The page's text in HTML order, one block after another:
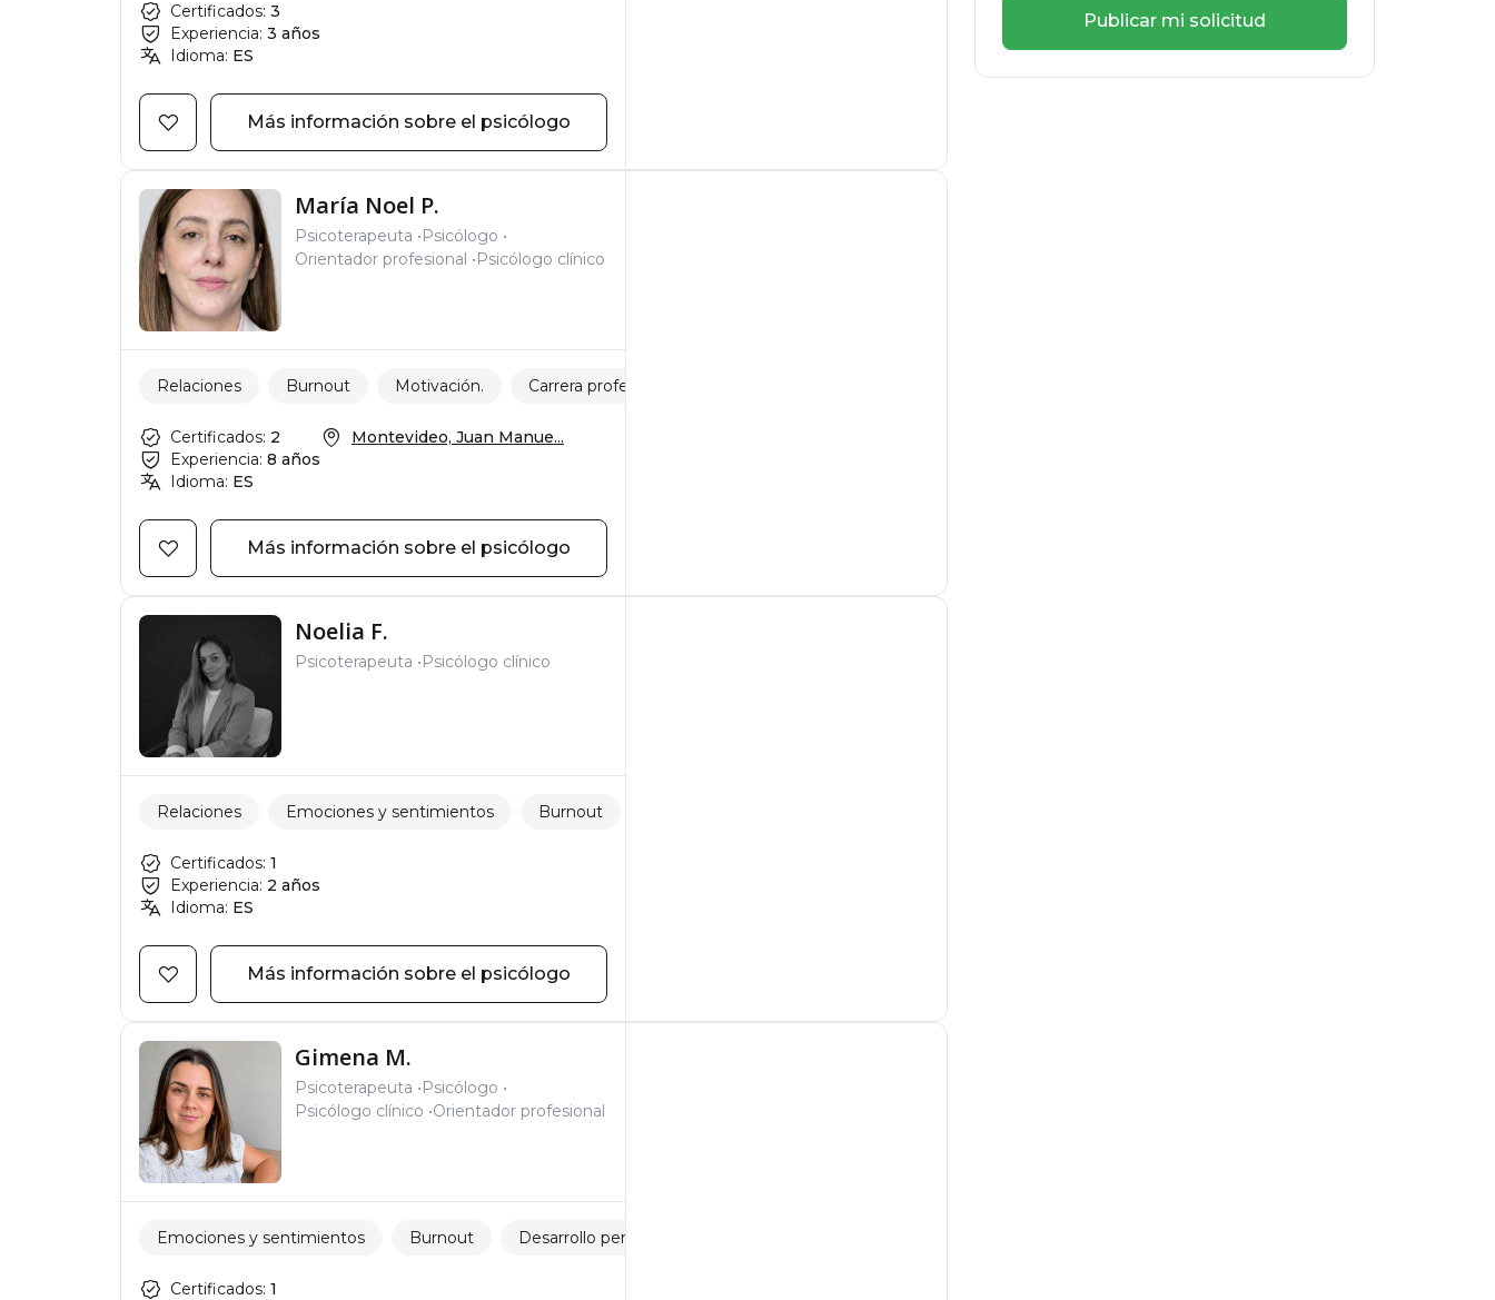
Certificados: 3
Experiencia: 3 años
Idioma: ES
Más información sobre el psicólogo
María Noel P.
Psicoterapeuta
Psicólogo
Orientador profesional
Psicólogo clínico
Relaciones Burnout Motivación. Carrera profesional
Certificados: 2
Experiencia: 8 años
Idioma: ES
Montevideo, Juan Manue...
Más información sobre el psicólogo
Noelia F.
Psicoterapeuta Psicólogo clínico
Relaciones Emociones y sentimientos Burnout
Certificados: 1
Experiencia: 2 años
Idioma: ES
Más información sobre el psicólogo
Gimena M.
Psicoterapeuta
Psicólogo
Psicólogo clínico Orientador profesional
Emociones y sentimientos Burnout Desarrollo personal
Certificados: 1
Publicar mi solicitud